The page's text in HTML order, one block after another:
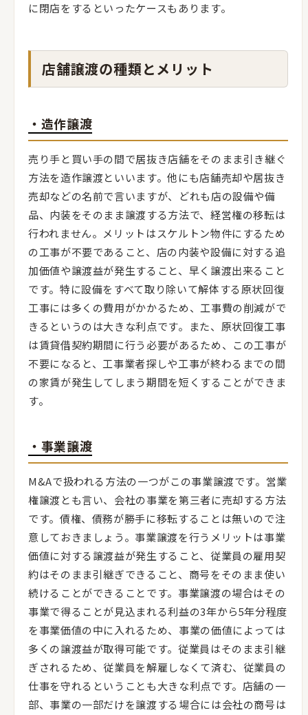
に閉店をするといったケースもあります。
店舗譲渡の種類とメリット
・造作譲渡
売り手と買い手の間で居抜き店舗をそのまま引き継ぐ
方法を造作譲渡といいます。他にも店舗売却や居抜き
売却などの名前で言いますが、どれも店の設備や備
品、内装をそのまま譲渡する方法で、経営権の移転は
行われません。メリットはスケルトン物件にするため
の工事が不要であること、店の内装や設備に対する追
加価値や譲渡益が発生すること、早く譲渡出来ること
です。特に設備をすべて取り除いて解体する原状回復
工事には多くの費用がかかるため、工事費の削減がで
きるというのは大きな利点です。また、原状回復工事
は賃貸借契約期間に行う必要があるため、この工事が
不要になると、工事業者探しや工事が終わるまでの間
の家賃が発生してしまう期間を短くすることができま
す。
・事業譲渡
M&Aで扱われる方法の一つがこの事業譲渡です。営業
権譲渡とも言い、会社の事業を第三者に売却する方法
です。債権、債務が勝手に移転することは無いので注
意しておきましょう。事業譲渡を行うメリットは事業
価値に対する譲渡益が発生すること、従業員の雇用契
約はそのまま引継ぎできること、商号をそのまま使い
続けることができることです。事業譲渡の場合はその
事業で得ることが見込まれる利益の3年から5年分程度
を事業価値の中に入れるため、事業の価値によっては
多くの譲渡益が取得可能です。従業員はそのまま引継
ぎされるため、従業員を解雇しなくて済む、従業員の
仕事を守れるということも大きな利点です。店舗の一
部、事業の一部だけを譲渡する場合には会社の商号は